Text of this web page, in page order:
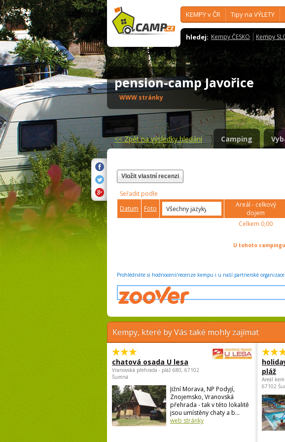
KEMPY v ČR Tipy na VÝLETY
hledej: Kempy ČESKO Kempy
pension-camp Javořice
WWW stránky
<<Zpět na výsledky hledání Camping
Vložit vlastní recenzi
Seřadit podle
Datum
Foto
Areál - celkový
dojem
Celkem 0,00
U tohoto
Prohlédněte si hodnocení/recenze kempu i u naší partnerské organizace
Kempy, které by Vás také mohly zajímat
chatová osada U lesa
Vranovská přehrada - pláž 680, 67102
Šumná
Jižní Morava, NP Podyjí,
Znojemsko, Vranovská
přehrada - tak v této lokalitě
jsou umístěny chaty a b...
web stránky
pláž
Areál
67102